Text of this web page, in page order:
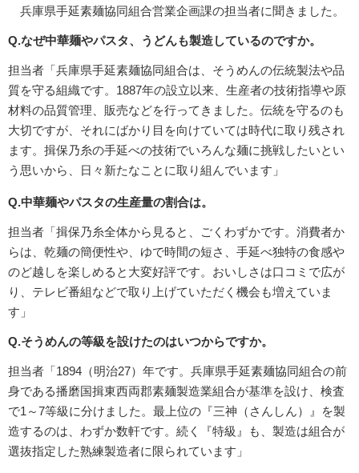
兵庫県手延素麺協同組合営業企画課の担当者に聞きました。
Q.なぜ中華麺やパスタ、うどんも製造しているのですか。
担当者「兵庫県手延素麺協同組合は、そうめんの伝統製法や品
質を守る組織です。1887年の設立以来、生産者の技術指導や原
材料の品質管理、販売などを行ってきました。伝統を守るのも
大切ですが、それにばかり目を向けていては時代に取り残され
ます。揖保乃糸の手延べの技術でいろんな麺に挑戦したいとい
う思いから、日々新たなことに取り組んでいます」
Q.中華麺やパスタの生産量の割合は。
担当者「揖保乃糸全体から見ると、ごくわずかです。消費者か
らは、乾麺の簡便性や、ゆで時間の短さ、手延べ独特の食感や
のど越しを楽しめると大変好評です。おいしさは口コミで広が
り、テレビ番組などで取り上げていただく機会も増えていま
す」
Q.そうめんの等級を設けたのはいつからですか。
担当者「1894（明治27）年です。兵庫県手延素麺協同組合の前
身である播磨国揖東西両郡素麺製造業組合が基準を設け、検査
で1～7等級に分けました。最上位の『三神（さんしん）』を製
造するのは、わずか数軒です。続く『特級』も、製造は組合が
選抜指定した熟練製造者に限られています」